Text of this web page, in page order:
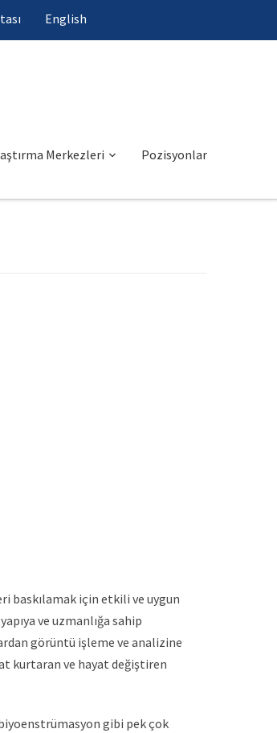
English
Merkezleri Pozisyonlar
baskılamak için etkili ve uygun
ve uzmanlığa sahip
görüntü işleme ve analizine
kurtaran ve hayat değiştiren
gibi pek çok